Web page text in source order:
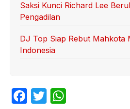
Saksi Kunci Richard Lee
Pengadilan
DJ Top Siap Rebut Mahkota
Indonesia
F
T